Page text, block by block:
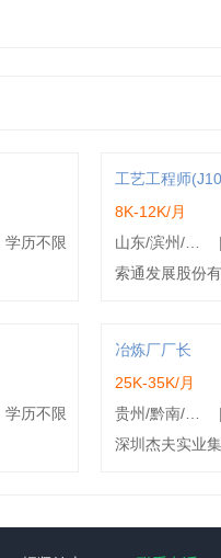
学历不限
工艺工程师
8K-12K/月
|
索通发展股份
学历不限
冶炼厂厂长
25K-35K/月
|
深圳杰夫实业